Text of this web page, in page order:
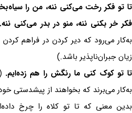
تا تو فکر رخت می‌کنی ننه، من را
فکر خر بکنی ننه، منو در بدر می‌کنی
به‌کار می‌رود که دیر کردن در فراهم کردن
زیان جبران‌ناپذیر باشد.)
تا تو کوک کنی ما رنگش را هم زده‌ایم.
به‌کار می‌برند که بخواهند از پیشدستی
بدین معنی که تا تو کلاه را چرخ